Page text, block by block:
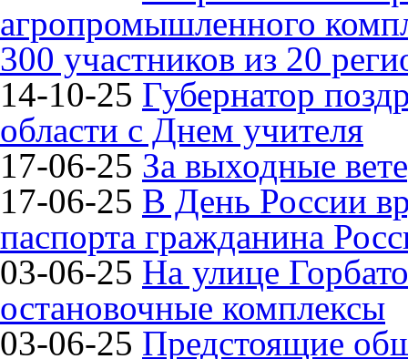
агропромышленного
300 участников из 20
14-10-25 Губернатор
области с Днем учителя
17-06-25 За выходные
17-06-25 В День России
паспорта гражданина
03-06-25 На улице
остановочные комплексы
03-06-25 Предстоящие